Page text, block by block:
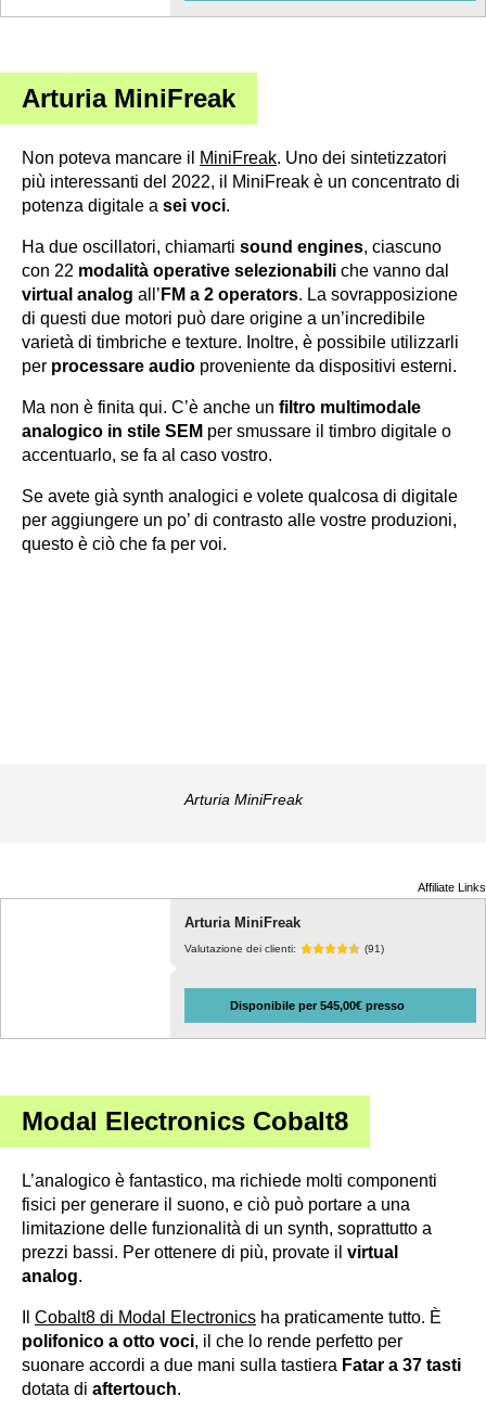
Arturia MiniFreak
Non poteva mancare il MiniFreak. Uno dei sintetizzatori
più interessanti del 2022, il MiniFreak è un concentrato di
potenza digitale a sei voci.
Ha due oscillatori, chiamarti sound engines, ciascuno
con 22 modalità operative selezionabili che vanno dal
virtual analog all’ FM a 2 operators. La sovrapposizione
di questi due motori può dare origine a un’incredibile
varietà di timbriche e texture. Inoltre, è possibile utilizzarli
per processare audio proveniente da dispositivi esterni.
Ma non è finita qui. C’è anche un filtro multimodale
analogico in stile SEM per smussare il timbro digitale o
accentuarlo, se fa al caso vostro.
Se avete già synth analogici e volete qualcosa di digitale
per aggiungere un po’ di contrasto alle vostre produzioni,
questo è ciò che fa per voi.
Arturia MiniFreak
Affiliate Links
Arturia MiniFreak
Valutazione dei clienti: (91)
Disponibile per 545,00€ presso
Modal Electronics Cobalt8
L’analogico è fantastico, ma richiede molti componenti
fisici per generare il suono, e ciò può portare a una
limitazione delle funzionalità di un synth, soprattutto a
prezzi bassi. Per ottenere di più, provate il virtual
analog.
Cobalt8 di Modal Electronics ha praticamente tutto. È
polifonico a otto voci, il che lo rende perfetto per
suonare accordi a due mani sulla tastiera Fatar a 37 tasti
dotata di aftertouch.